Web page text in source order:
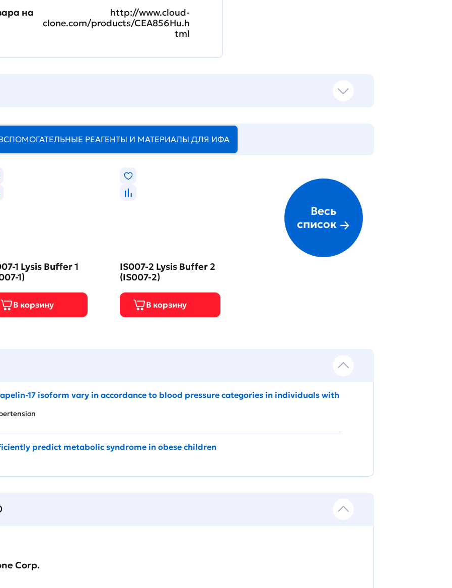
на
http://www.cloud-
clone.com/products/CEA856Hu.h
tml
РЕАГЕНТЫ И МАТЕРИАЛЫ ДЛЯ ИФА
1 Lysis Buffer 1
1)
IS007-2 Lysis Buffer 2
(IS007-2)
Весь
список
17 isoform vary in accordance to blood pressure categories in individuals with
predict metabolic syndrome in obese children
Corp.